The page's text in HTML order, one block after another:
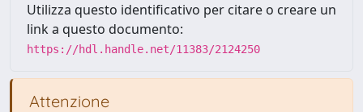
Utilizza questo identificativo per citare o creare un
link a questo documento:
https://hdl.handle.net/11383/2124250
Attenzione